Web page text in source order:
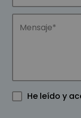
He leído y